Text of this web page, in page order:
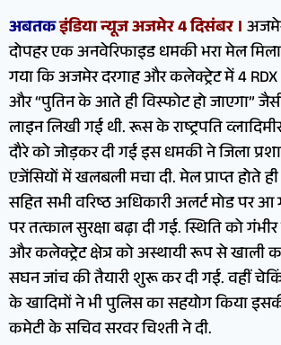
अबतकइंडिया न्यूज अजमेर 4 दिसंबर ।
दोपहर एक अनवेरिफाइड धमकी भरा मेल
गया कि अजमेर दरगाह और कलेक्ट्रेट में 4
और “पुतिन के आते ही विस्फोट हो जाएगा”
लाइन लिखी गई थी. रूस के राष्ट्रपति
दौरे को जोड़कर दी गई इस धमकी ने जिला
एजेंसियों में खलबली मचा दी. मेल प्राप्त होते
सहित सभी वरिष्ठ अधिकारी अलर्ट मोड पर आ
पर तत्काल सुरक्षा बढ़ा दी गई. स्थिति को
और कलेक्ट्रेट क्षेत्र को अस्थायी रूप से खाली
सघन जांच की तैयारी शुरू कर दी गई. वहीं
के खादिमों ने भी पुलिस का सहयोग किया
कमेटी के सचिव सरवर चिश्ती ने दी.